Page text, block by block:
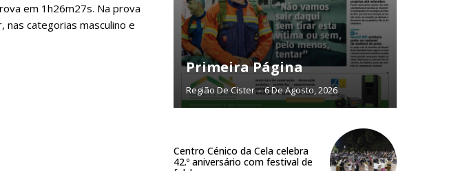
ASSINATURA
DIGITAL ANUAL
Acesso ao conteúdo online
em 1h26m27s. Na prova
categorias masculino e
Primeira Página
Região De Cister - 6 De Agosto, 2026
Centro Cénico da Cela celebra
42.º aniversário com festival de